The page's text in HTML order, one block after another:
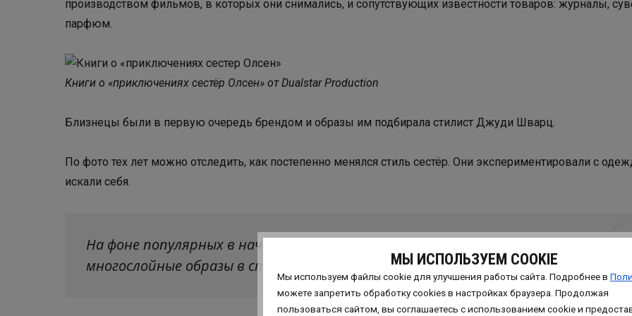
МЫ ИСПОЛЬЗУЕМ COOKIE
Мы используем файлы cookie для улучшения работы сайта. Подробнее в
можете запретить обработку сookies в настройках браузера. Продолжая
пользоваться сайтом, вы соглашаетесь с использованием cookie и
производством фильмов, в которых они снимались, и сопутствующих известности товаров: журналы,
парфюм.
Книги о «приключениях сестёр Олсен» от Dualstar Production
Близнецы были в первую очередь брендом и образы им подбирала стилист Джуди Шварц.
По фото тех лет можно отследить, как постепенно менялся стиль сестёр. Они экспериментировали с
искали себя.
На фоне популярных в начале 2000-х годов обтягивающих силуэтов и стразов их
многослойные образы в стиле бохо и гранж вызывали недоумение.